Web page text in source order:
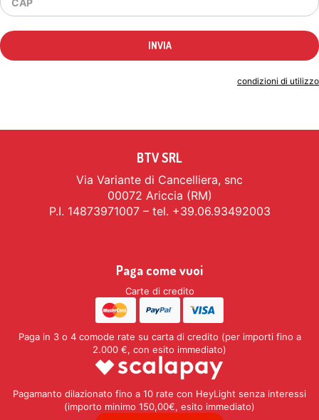
condizioni di utilizzo
BTV SRL
Via Variante di Cancelliera, snc
00072 Ariccia (RM)
P.I. 14873971007 – tel. +39.06.93492003
Paga come vuoi
Carte di credito
Paga in 3 o 4 comode rate su carta di credito (per importi fino a
2.000 €, con esito immediato)
Pagamanto dilazionato fino a 10 rate con HeyLight senza interessi
(importo minimo 150,00€, esito immediato)